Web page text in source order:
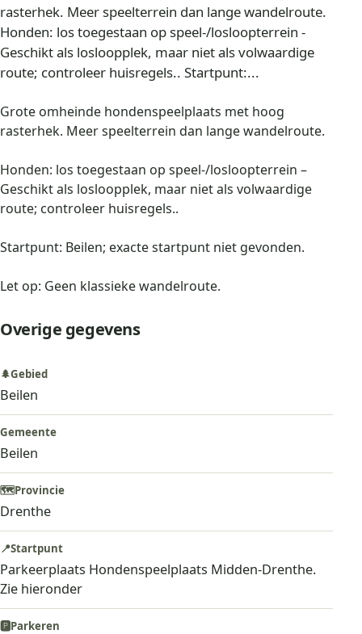
rasterhek. Meer speelterrein dan lange wandelroute.
Honden: los toegestaan op speel-/losloopterrein -
Geschikt als losloopplek, maar niet als volwaardige
route; controleer huisregels.. Startpunt:...
Grote omheinde hondenspeelplaats met hoog
rasterhek. Meer speelterrein dan lange wandelroute.
Honden: los toegestaan op speel-/losloopterrein –
Geschikt als losloopplek, maar niet als volwaardige
route; controleer huisregels..
Startpunt: Beilen; exacte startpunt niet gevonden.
Let op: Geen klassieke wandelroute.
Overige gegevens
🌲Gebied
Beilen
Gemeente
Beilen
🗺️Provincie
Drenthe
📍Startpunt
Parkeerplaats Hondenspeelplaats Midden-Drenthe.
Zie hieronder
🅿️Parkeren